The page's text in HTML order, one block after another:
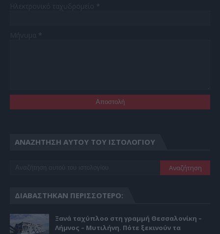
ΑΝΑΖΉΤΗΣΗ ΑΥΤΟΎ ΤΟΥ ΙΣΤΟΛΟΓΊΟΥ
ΔΙΑΒΆΣΤΗΚΑΝ ΠΕΡΙΣΣΌΤΕΡΟ:
Ξανά ταχύπλοο στη γραμμή Θεσσαλονίκη –
Λήμνος – Μυτιλήνη. Πότε ξεκινούν τα